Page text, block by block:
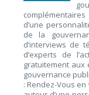
d’une
de la
d’interviews de
d’experts de
gratuitement aux
gouvernance
: Rendez-Vous